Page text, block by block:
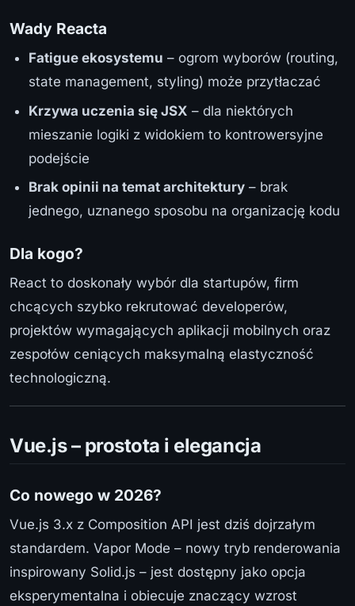
Wady Reacta
Fatigue ekosystemu – ogrom wyborów (routing,
state management, styling) może przytłaczać
Krzywa uczenia się JSX – dla niektórych
mieszanie logiki z widokiem to kontrowersyjne
podejście
Brak opinii na temat architektury – brak
jednego, uznanego sposobu na organizację kodu
Dla kogo?
React to doskonały wybór dla startupów, firm
chcących szybko rekrutować developerów,
projektów wymagających aplikacji mobilnych oraz
zespołów ceniących maksymalną elastyczność
technologiczną.
Vue.js – prostota i elegancja
Co nowego w 2026?
Vue.js 3.x z Composition API jest dziś dojrzałym
standardem. Vapor Mode – nowy tryb renderowania
inspirowany Solid.js – jest dostępny jako opcja
eksperymentalna i obiecuje znaczący wzrost